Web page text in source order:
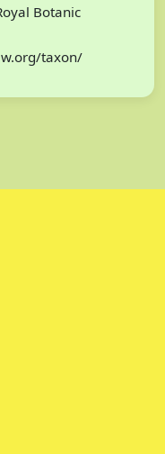
Botanic
taxon/